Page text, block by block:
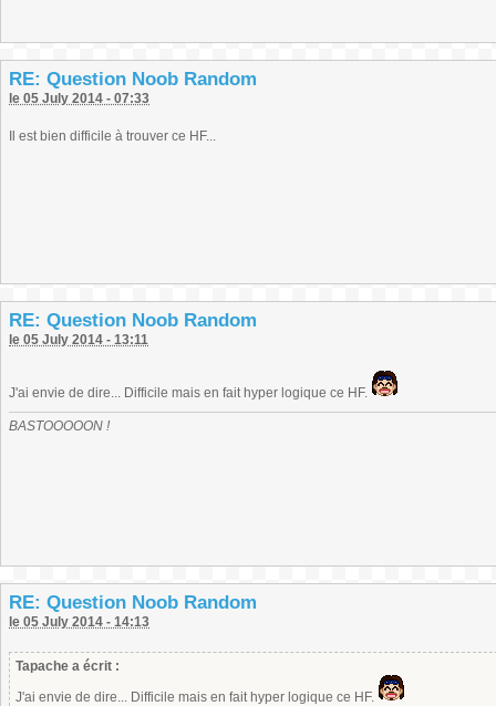
RE: Question Noob Random
le 05 July 2014 - 07:33
Il est bien difficile à trouver ce HF...
RE: Question Noob Random
le 05 July 2014 - 13:11
J'ai envie de dire... Difficile mais en fait hyper logique ce HF.
BASTOOOOON !
RE: Question Noob Random
le 05 July 2014 - 14:13
Tapache a écrit :
J'ai envie de dire... Difficile mais en fait hyper logique ce HF.